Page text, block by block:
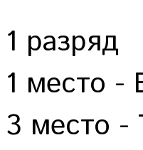
1 разряд
1 место -
3 место -